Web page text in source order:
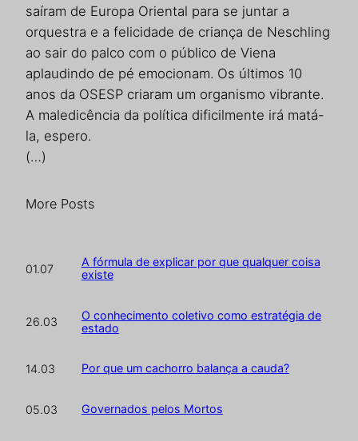
saíram de Europa Oriental para se juntar a
orquestra e a felicidade de criança de Neschling
ao sair do palco com o público de Viena
aplaudindo de pé emocionam. Os últimos 10
anos da OSESP criaram um organismo vibrante.
A maledicência da política dificilmente irá matá-
la, espero.
(…)
More Posts
01.07
A fórmula de explicar por que qualquer coisa
existe
26.03
O conhecimento coletivo como estratégia de
estado
14.03 Por que um cachorro balança a cauda?
05.03 Governados pelos Mortos